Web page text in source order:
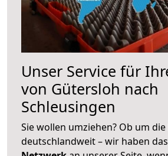
Unser Service für
von Gütersloh nach
Schleusingen
Sie wollen umziehen? Ob um
deutschlandweit – wir haben das